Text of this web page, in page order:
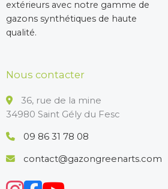
extérieurs avec notre gamme de
gazons synthétiques de haute
qualité.
Nous contacter
36, rue de la mine
34980 Saint Gély du Fesc
09 86 31 78 08
contact@gazongreenarts.com